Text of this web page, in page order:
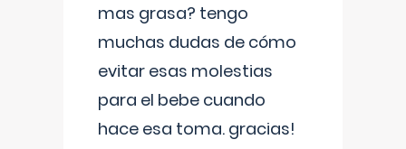
mas grasa? tengo
muchas dudas de cómo
evitar esas molestias
para el bebe cuando
hace esa toma. gracias!